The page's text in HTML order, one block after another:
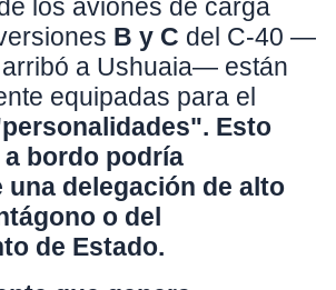
los aviones de carga
B y C del C-40 —
a Ushuaia— están
equipadas para el
Esto
bordo podría
una delegación de alto
o del
de Estado.